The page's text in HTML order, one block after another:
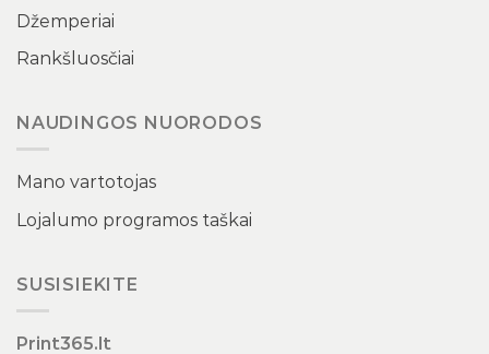
Džemperiai
Rankšluosčiai
NAUDINGOS NUORODOS
Mano vartotojas
Lojalumo programos taškai
SUSISIEKITE
Print365.lt